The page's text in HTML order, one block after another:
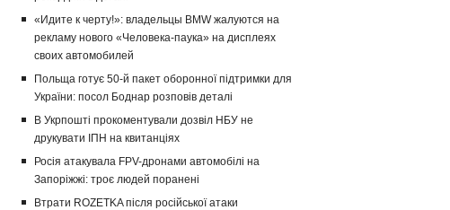
«Идите к черту!»: владельцы BMW жалуются на
рекламу нового «Человека-паука» на дисплеях
своих автомобилей
Польща готує 50-й пакет оборонної підтримки для
України: посол Боднар розповів деталі
В Укрпошті прокоментували дозвіл НБУ не
друкувати ІПН на квитанціях
Росія атакувала FPV-дронами автомобілі на
Запоріжжі: троє людей поранені
Втрати ROZETKA після російської атаки